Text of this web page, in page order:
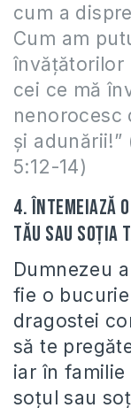
cum a
Cum am
învăţătorilor
cei ce mă
nenorocesc
şi adunării!”
5:12-14)
4. Întemeiază
tău sau soţia
Dumnezeu
fie o
dragostei
să te
iar în
soţul sau